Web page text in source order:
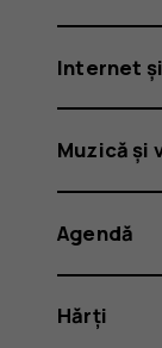
Internet
Muzică și
Agendă
Hărți